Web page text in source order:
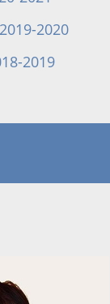
2020
2019